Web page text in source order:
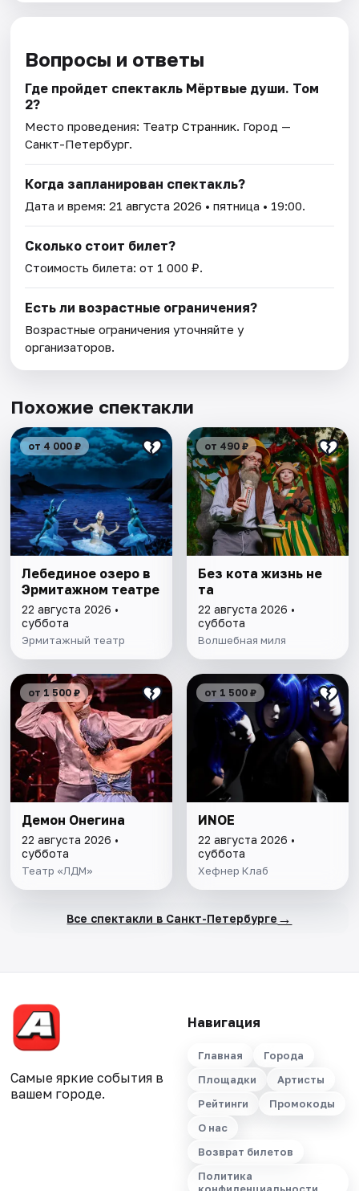
Вопросы и ответы
Где пройдет спектакль Мёртвые души. Том
2?
Место проведения: Театр Странник. Город —
Санкт-Петербург.
Когда запланирован спектакль?
Дата и время:21 августа 2026 • пятница • 19:00.
Сколько стоит билет?
Стоимость билета: от 1 000 ₽.
Есть ли возрастные ограничения?
Возрастные ограничения уточняйте у
организаторов.
Похожие спектакли
от 4 000 ₽
Лебединое озеро в
Эрмитажном театре
22 августа 2026 •
суббота
Эрмитажный театр
от 490 ₽
Без кота жизнь не
та
22 августа 2026 •
суббота
Волшебная миля
от 1 500 ₽
Демон Онегина
22 августа 2026 •
суббота
Театр «ЛДМ»
от 1 500 ₽
ИNОЕ
22 августа 2026 •
суббота
Хефнер Клаб
Все спектакли в Санкт-Петербурге →
Самые яркие события в
вашем городе.
Навигация
Главная
Города
Площадки
Артисты
Рейтинги
Промокоды
О нас
Возврат билетов
Политика